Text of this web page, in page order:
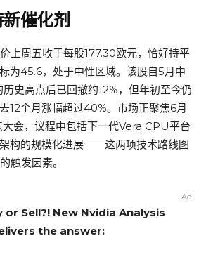
催化剂
上周五收于每股177.30欧元，恰好持平
为45.6，处于中性区域。该股自5月中
史高点后已回撤约12%，但年初至今仍
12个月涨幅超过40%。市场正聚焦6月
会，议程中包括下一代Vera CPU平台
构的规模化进展——这两项技术路线图
触发因素。
Ad
or Sell?! New Nvidia Analysis
the answer: